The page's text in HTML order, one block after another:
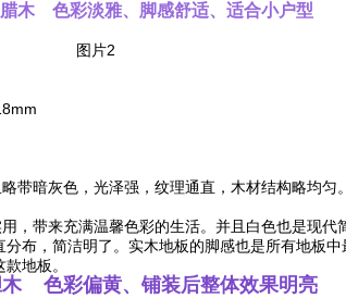
木 色彩淡雅、脚感舒适、适合小户型
图片2
带暗灰色，光泽强，纹理通直，木材结构略均匀
，带来充满温馨色彩的生活。并且白色也是现代
布，简洁明了。实木地板的脚感也是所有地板中
地板。
木 色彩偏黄、铺装后整体效果明亮